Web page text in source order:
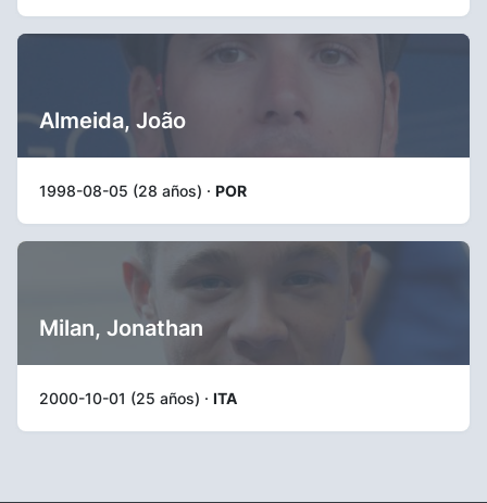
Almeida, João
1998-08-05 (28 años) · POR
Milan, Jonathan
2000-10-01 (25 años) · ITA